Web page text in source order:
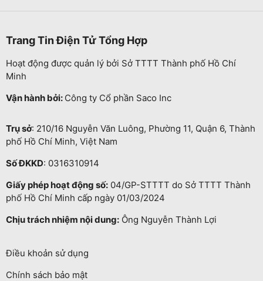
Trang Tin Điện Tử Tổng Hợp
Hoạt động được quản lý bởi Sở TTTT Thành phố Hồ Chí
Minh
Vận hành bởi: Công ty Cổ phần Saco Inc
Trụ sở: 210/16 Nguyễn Văn Luông, Phường 11, Quận 6, Thành
phố Hồ Chí Minh, Việt Nam
Số ĐKKD: 0316310914
Giấy phép hoạt động số: 04/GP-STTTT do Sở TTTT Thành
phố Hồ Chí Minh cấp ngày 01/03/2024
Chịu trách nhiệm nội dung: Ông Nguyễn Thành Lợi
Điều khoản sử dụng
Chính sách bảo mật